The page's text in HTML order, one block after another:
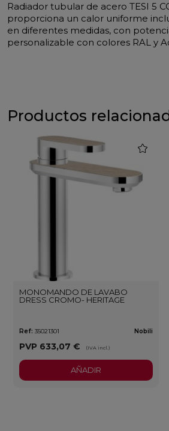
Radiador tubular de acero TESI 5
proporciona un calor uniforme
en diferentes medidas, con
personalizable con colores RAL y
Productos
MONOMANDO DE LAVABO
DRESS CROMO- HERITAGE
Ref: 35021301 Nobili
PVP 633,07 € (IVA incl.)
AÑADIR